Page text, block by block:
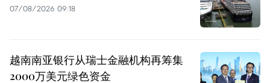
07/08/2026 09:18
越南南亚银行从瑞士金融机构再筹集
2000万美元绿色资金